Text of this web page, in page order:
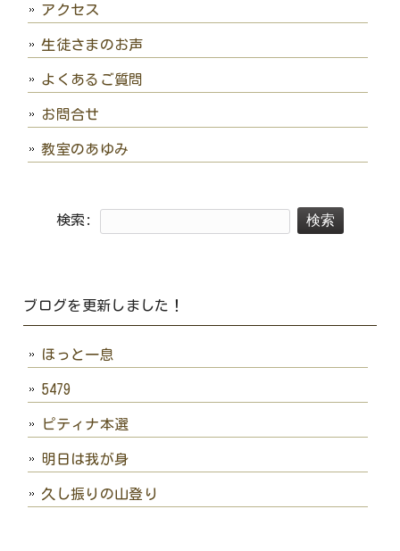
アクセス
生徒さまのお声
よくあるご質問
お問合せ
教室のあゆみ
検索:
ブログを更新しました！
ほっと一息
5479
ピティナ本選
明日は我が身
久し振りの山登り